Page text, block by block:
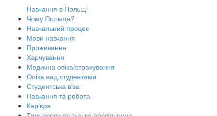
Навчання в Польщі
Чому Польща?
Навчальний процес
Мови навчання
Проживання
Харчування
Медична опіка/страхування
Опіка над студентами
Студентська віза
Навчання та робота
Кар'єра